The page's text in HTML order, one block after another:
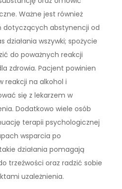
Ważne jest również
dotyczących abstynencji od
działania wszywki; spożycie
do poważnych reakcji
zdrowia. Pacjent powinien
reakcji na alkohol i
się z lekarzem w
Dodatkowo wiele osób
terapii psychologicznej
wsparcia po
działania pomagają
trzeźwości oraz radzić sobie
uzależnienia.